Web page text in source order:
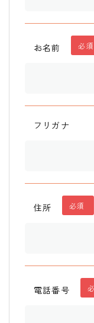
お名前 必須
フリガナ
住所 必須
電話番号